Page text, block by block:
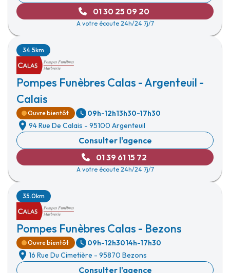
01 30 25 09 20
A votre écoute 24h/24 7j/7
Pompes Funèbres Calas - Argenteuil -
Calais
34.5km
Ouvre bientôt 09h-12h13h30-17h30
94 Rue De Calais - 95100 Argenteuil
Consulter l'agence
01 39 61 15 72
A votre écoute 24h/24 7j/7
Pompes Funèbres Calas - Bezons
35.0km
Ouvre bientôt 09h-12h3014h-17h30
16 Rue Du Cimetière - 95870 Bezons
Consulter l'agence